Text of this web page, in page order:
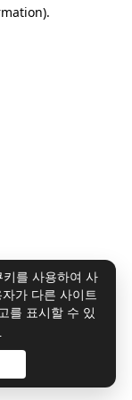
키를 사용하여 사
가 다른 사이트
를 표시할 수 있